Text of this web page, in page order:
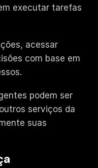
executar tarefas
acessar
com base em
podem ser
serviços da
suas